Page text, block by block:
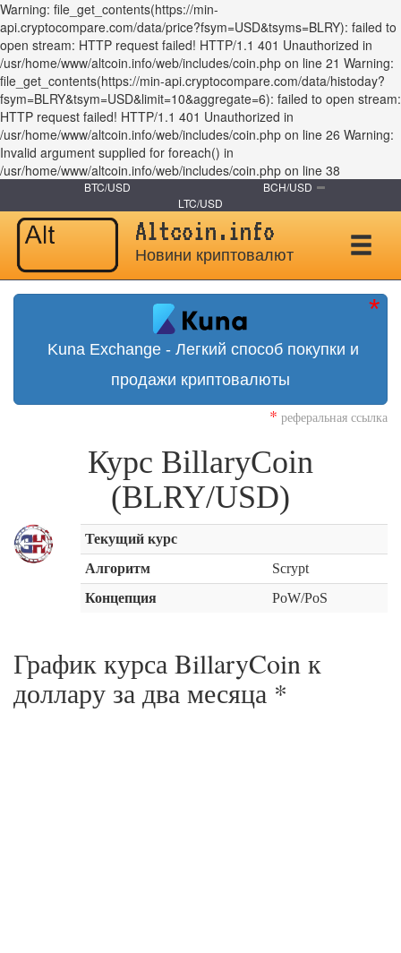
Warning: file_get_contents(https://min-
api.cryptocompare.com/data/price?fsym=USD&tsyms=BLRY): failed to
open stream: HTTP request failed! HTTP/1.1 401 Unauthorized in
/usr/home/www/altcoin.info/web/includes/coin.php on line 21 Warning:
file_get_contents(https://min-api.cryptocompare.com/data/histoday?
fsym=BLRY&tsym=USD&limit=10&aggregate=6): failed to open stream:
HTTP request failed! HTTP/1.1 401 Unauthorized in
/usr/home/www/altcoin.info/web/includes/coin.php on line 26 Warning:
Invalid argument supplied for foreach() in
/usr/home/www/altcoin.info/web/includes/coin.php on line 38
BTC/USD
BCH/USD
LTC/USD
Altcoin.info
Новини криптовалют
Kuna Exchange - Легкий способ покупки и
продажи криптовалюты
* реферальная ссылка
Курс BillaryCoin
(BLRY/USD)
Текущий курс
Алгоритм
Scrypt
Концепция
PoW/PoS
График курса BillaryCoin к
доллару за два месяца *